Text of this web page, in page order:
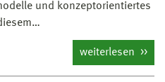
und konzeptorientiertes
weiterlesen